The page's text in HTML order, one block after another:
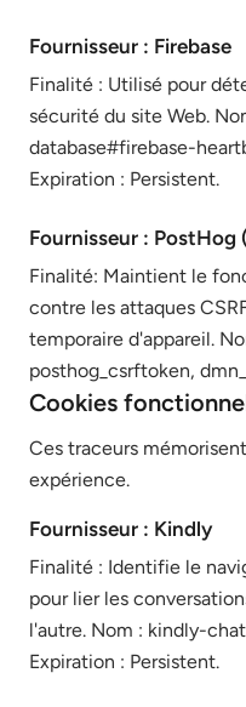
Fournisseur : Firebase
Finalité : Utilisé pour
sécurité du site Web.
database#firebase-
Expiration : Persistent.
Fournisseur : PostHog
Finalité: Maintient le
contre les attaques
temporaire d'appareil.
posthog_csrftoken,
Cookies
Ces traceurs
expérience.
Fournisseur : Kindly
Finalité : Identifie le
pour lier les
l'autre. Nom : kindly-
Expiration : Persistent.